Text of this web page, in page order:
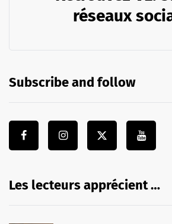
réseaux
Subscribe and follow
Les lecteurs apprécient …